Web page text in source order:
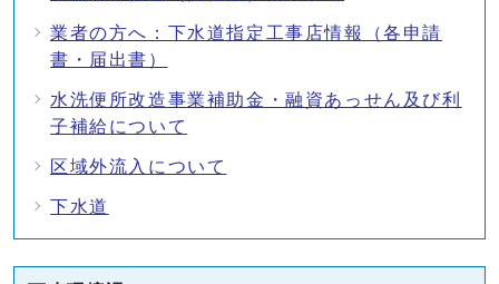
業者の方へ：下水道指定工事店情報（各申請
書・届出書）
水洗便所改造事業補助金・融資あっせん及び利
子補給について
区域外流入について
下水道